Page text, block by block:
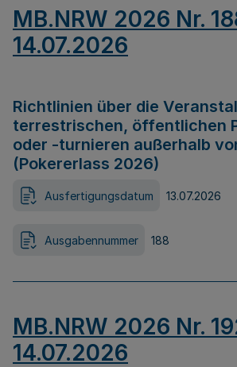
MB.NRW 2026 Nr.
14.07.2026
Richtlinien über die
terrestrischen, öffentlichen
oder -turnieren außerhalb
(Pokererlass 2026)
Ausfertigungsdatum 13.07.2026
Ausgabennummer 188
MB.NRW 2026 Nr.
14.07.2026